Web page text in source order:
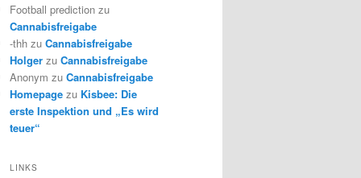
Football prediction zu
Cannabisfreigabe
-thh zu Cannabisfreigabe
Holger zu Cannabisfreigabe
Anonym zu Cannabisfreigabe
Homepage zu Kisbee: Die
erste Inspektion und „Es wird
teuer“
LINKS